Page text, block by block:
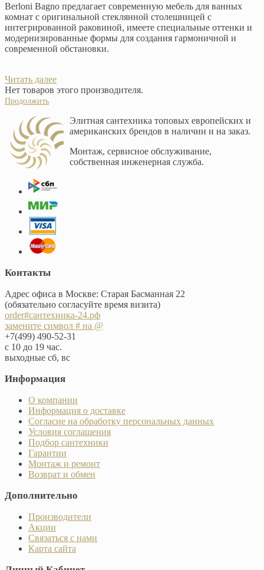
Berloni Bagno предлагает современную мебель для ванных
комнат с оригинальной стеклянной столешницей с
интегрированной раковиной, имеете специальные оттенки и
модернизированные формы для создания гармоничной и
современной обстановки.
Читать далее
Нет товаров этого производителя.
Продолжить
Элитная сантехника топовых европейских и
американских брендов в наличии и на заказ.
Монтаж, сервисное обслуживание,
собственная инженерная служба.
Контакты
Адрес офиса в Москве: Старая Басманная 22
(обязательно согласуйте время визита)
order#сантехника-24.рф
замените символ # на @
+7(499) 490-52-31
с 10 до 19 час.
выходные сб, вс
Информация
О компании
Информация о доставке
Согласие на обработку персональных данных
Условия соглашения
Подбор сантехники
Гарантии
Монтаж и ремонт
Возврат и обмен
Дополнительно
Производители
Акции
Связаться с нами
Карта сайта